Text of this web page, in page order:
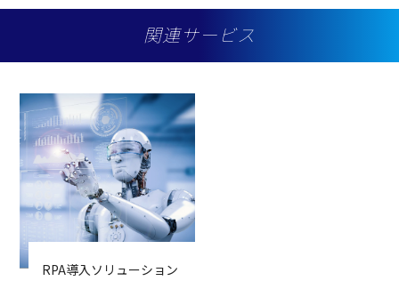
関連サービス
RPA導入ソリューション